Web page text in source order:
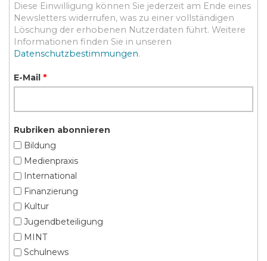
Diese Einwilligung können Sie jederzeit am Ende eines
Newsletters widerrufen, was zu einer vollständigen
Löschung der erhobenen Nutzerdaten führt. Weitere
Informationen finden Sie in unseren
Datenschutzbestimmungen.
E-Mail *
Rubriken abonnieren
Bildung
Medienpraxis
International
Finanzierung
Kultur
Jugendbeteiligung
MINT
Schulnews